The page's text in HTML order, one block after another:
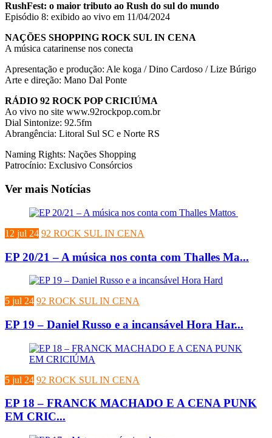
RushFest: o maior tributo ao Rush do sul do mundo
Episódio 8: exibido ao vivo em 11/04/2024
NAÇÕES SHOPPING ROCK SUL IN CENA
A música catarinense nos conecta
Apresentação e produção: Ale koga / Dino Cardoso / Lize Búrigo
Arte e direção: Mano Dal Ponte
RÁDIO 92 ROCK POP CRICIÚMA
Ao vivo no site www.92rockpop.com.br
Dial Sintonize: 92.5fm
Abrangência: Litoral Sul SC e Norte RS
Naming Rights: Nações Shopping
Patrocínio: Exclusivo Consórcios
Ver mais Notícias
12 jul 24 92 ROCK SUL IN CENA
EP 20/21 – A música nos conta com Thalles Ma...
5 jul 24 92 ROCK SUL IN CENA
EP 19 – Daniel Russo e a incansável Hora Har...
5 jul 24 92 ROCK SUL IN CENA
EP 18 – FRANCK MACHADO E A CENA PUNK
EM CRIC...